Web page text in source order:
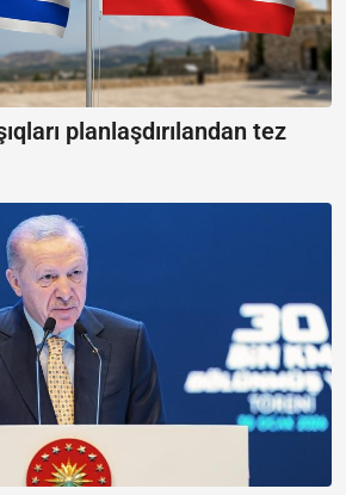
planlaşdırılandan tez